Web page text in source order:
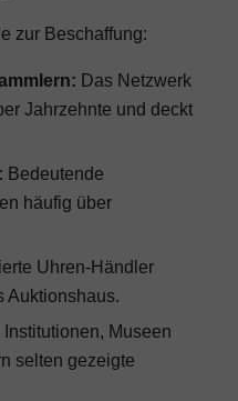
zur Beschaffung:
Das Netzwerk
Jahrzehnte und deckt
Bedeutende
häufig über
Uhren-Händler
Auktionshaus.
Institutionen, Museen
selten gezeigte